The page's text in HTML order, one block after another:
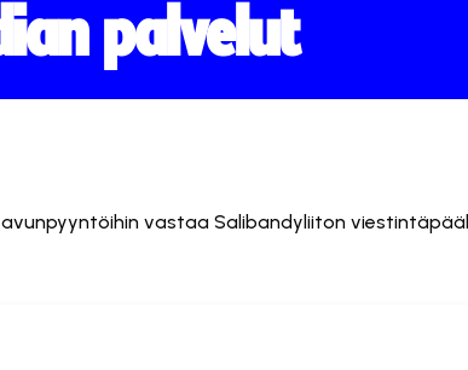
palvelut
vastaa Salibandyliiton